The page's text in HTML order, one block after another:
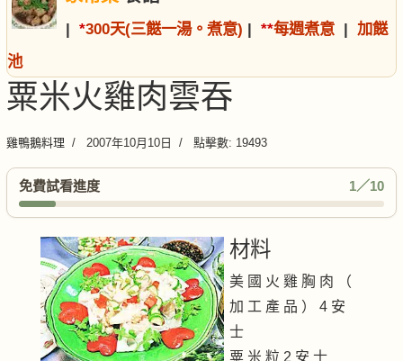
| *300天(三餸一湯。煮意) | **每週煮意 | 加餸
池
粟米火雞肉雲吞
雞鴨鵝料理 2007年10月10日 點擊數: 19493
免費試看進度 1／10
材料
美 國 火 雞 胸 肉 （
加 工 產 品 ） 4 安
士
粟 米 粒 2 安 士